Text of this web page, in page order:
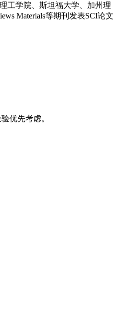
工学院、斯坦福大学、加州理
Materials等期刊发表SCI论文
优先考虑。